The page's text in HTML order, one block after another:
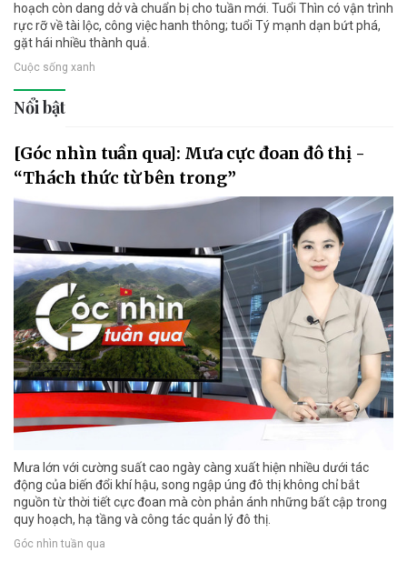
hoạch còn dang dở và chuẩn bị cho tuần mới. Tuổi Thìn có vận trình
rực rỡ về tài lộc, công việc hanh thông; tuổi Tý mạnh dạn bứt phá,
gặt hái nhiều thành quả.
Cuộc sống xanh
Nổi bật
[Góc nhìn tuần qua]: Mưa cực đoan đô thị -
“Thách thức từ bên trong”
Mưa lớn với cường suất cao ngày càng xuất hiện nhiều dưới tác
động của biến đổi khí hậu, song ngập úng đô thị không chỉ bắt
nguồn từ thời tiết cực đoan mà còn phản ánh những bất cập trong
quy hoạch, hạ tầng và công tác quản lý đô thị.
Góc nhìn tuần qua